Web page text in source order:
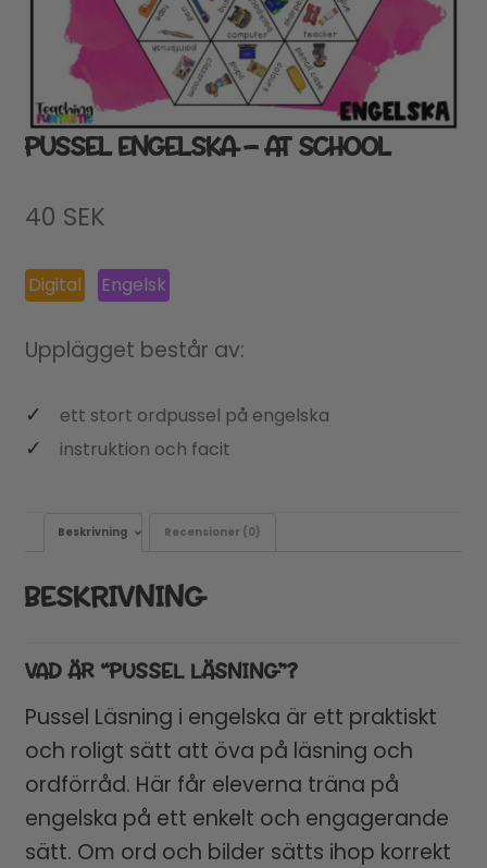
PUSSEL ENGELSKA – AT SCHOOL
40 SEK
Digital Engelsk
Upplägget består av:
ett stort ordpussel på engelska
instruktion och facit
Beskrivning Recensioner (0)
BESKRIVNING
VAD ÄR “PUSSEL LÄSNING”?
Pussel Läsning i engelska är ett praktiskt
och roligt sätt att öva på läsning och
ordförråd. Här får eleverna träna på
engelska på ett enkelt och engagerande
sätt. Om ord och bilder sätts ihop korrekt